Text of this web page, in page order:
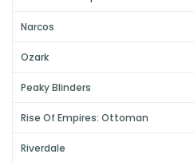
Narcos
Ozark
Peaky Blinders
Rise Of Empires: Ottoman
Riverdale